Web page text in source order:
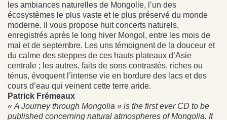
les ambiances naturelles de Mongolie, l’un des
écosystèmes le plus vaste et le plus préservé du monde
moderne. Il vous propose huit concerts naturels,
enregistrés après le long hiver Mongol, entre les mois de
mai et de septembre. Les uns témoignent de la douceur et
du calme des steppes de ces hauts plateaux d’Asie
centrale ; les autres, faits de sons contrastés, riches ou
ténus, évoquent l’intense vie en bordure des lacs et des
cours d’eau qui veinent cette terre aride.
Patrick Frémeaux
« A Journey through Mongolia » is the first ever CD to be
published concerning natural atmospheres of Mongolia. It